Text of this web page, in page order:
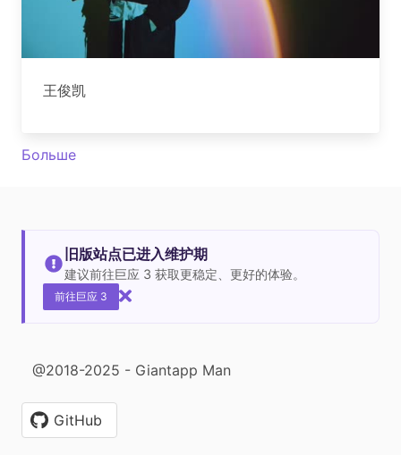
王俊凯
Больше
旧版站点已进入维护期
建议前往巨应 3 获取更稳定、更好的体验。
前往巨应 3
@2018-2025 - Giantapp Man
GitHub